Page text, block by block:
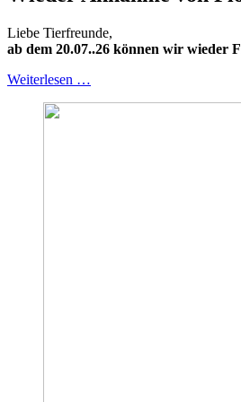
Liebe Tierfreunde,
ab dem 20.07..26 können wir wieder
Weiterlesen …